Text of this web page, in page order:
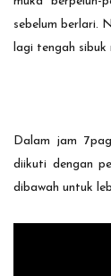
sebelum berlari.
lagi tengah sibuk
Dalam jam
diikuti dengan
dibawah untuk